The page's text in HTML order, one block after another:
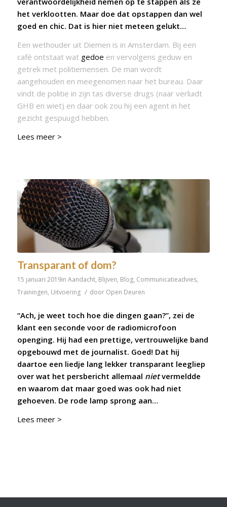
het verklootten. Maar doe dat opstappen dan wel
goed en chic. Dat is hierniet meteen gelukt…
Een wethouder uit Diemen is in Amsterdam. Bij een
café ontstaat wat gedoe en vervolgens geduw en
getrek met politiemensen. De man wordt
aangehouden en meegenomen naar het bureau. Daar
vindt de politie in zijn tas diverse drugs (naar verluidt
GHB en wiet) en daar ook zou hij een agent in het
gezicht gespuugd hebben.
Lees meer >
Transparant of dom?
15 januari 2019in Aandacht, Blijven, Blog, Communicatieadvies,
Trainingen, Uitvoering / door Open Deuren
“Ach, je weet toch hoe die dingen gaan?”, zei de
klant een seconde voor de radiomicrofoon
openging. Hij had een prettige, vertrouwelijke band
opgebouwd met de journalist. Goed! Dat hij
daartoe een liedje lang lekker transparant leegliep
over wat het persbericht allemaal nietvermeldde
en waarom dat maar goed was ook had niet
gehoeven. De rode lamp sprong aan…
Lees meer >